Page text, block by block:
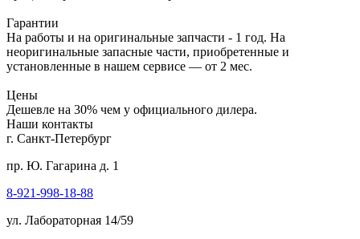
Гарантии
На работы и на оригинальные запчасти - 1 год. На
неоригинальные запасные части, приобретенные и
установленные в нашем сервисе — от 2 мес.
Цены
Дешевле на 30% чем у официального дилера.
Наши контакты
г. Санкт-Петербург
пр. Ю. Гагарина д. 1
8-921-998-18-88
ул. Лабораторная 14/59